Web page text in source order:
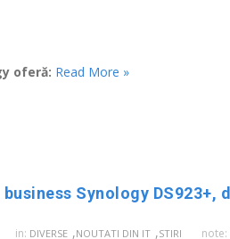
oferă: Read More »
Synology DS923+,
in: DIVERSE ,NOUTATI DIN IT ,STIRI note: